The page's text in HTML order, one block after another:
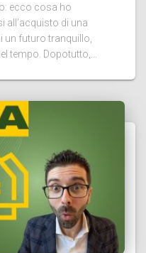
ecco cosa ho
all’acquisto di una
un futuro tranquillo,
tempo. Dopotutto,...